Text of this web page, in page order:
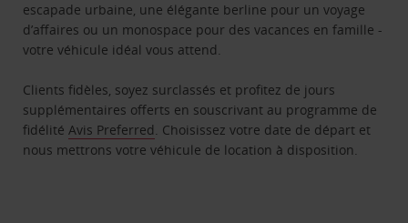
escapade urbaine, une élégante berline pour un voyage
d’affaires ou un monospace pour des vacances en famille -
votre véhicule idéal vous attend.
Clients fidèles, soyez surclassés et profitez de jours
supplémentaires offerts en souscrivant au programme de
fidélitéAvis Preferred. Choisissez votre date de départ et
nous mettrons votre véhicule de location à disposition.